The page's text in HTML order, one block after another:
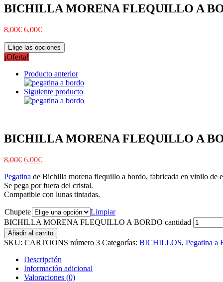
BICHILLA MORENA FLEQUILLO A
8,00€ 6,00€
Elige las opciones
¡Oferta!
Producto anterior
Siguiente producto
BICHILLA MORENA FLEQUILLO A
8,00€ 6,00€
Pegatina de Bichilla morena flequillo a bordo, fabricada en vinilo de
Se pega por fuera del cristal.
Compatible con lunas tintadas.
Chupete
Limpiar
BICHILLA MORENA FLEQUILLO A BORDO cantidad
Añadir al carrito
SKU: CARTOONS número 3 Categorías: BICHILLOS, Pegatina a
Descripción
Información adicional
Valoraciones (0)